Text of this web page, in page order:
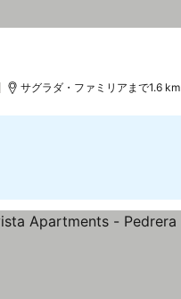
サグラダ・ファミリアまで1.6 km